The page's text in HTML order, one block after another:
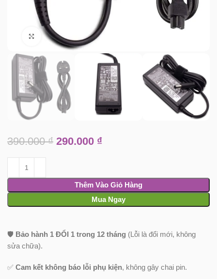
Click to enlarge
390.000₫ 290.000 ₫
Thêm Vào Giỏ Hàng
Mua Ngay
🛡️ Bảo hành 1 ĐỔI 1 trong 12 tháng (Lỗi là đổi mới, không
sửa chữa).
✅Cam kết không báo lỗi phụ kiện, không gây chai pin.